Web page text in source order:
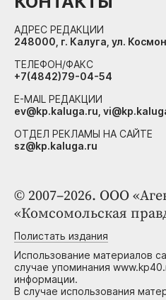
© 2007–2026. ООО
«Комсомольская
Полистать издания
Использование материалов
случае упоминания
информации.
В случае использования
АДРЕС РЕДАКЦИИ
248000, г. Калуга, ул.
ТЕЛЕФОН/ФАКС
+7(4842)79-04-54
E-MAIL РЕДАКЦИИ
ev@kp.kaluga.ru,
ОТДЕЛ РЕКЛАМЫ НА САЙТЕ
sz@kp.kaluga.ru